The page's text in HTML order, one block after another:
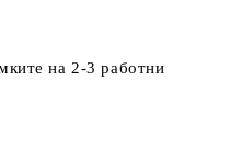
на 2-3 работни